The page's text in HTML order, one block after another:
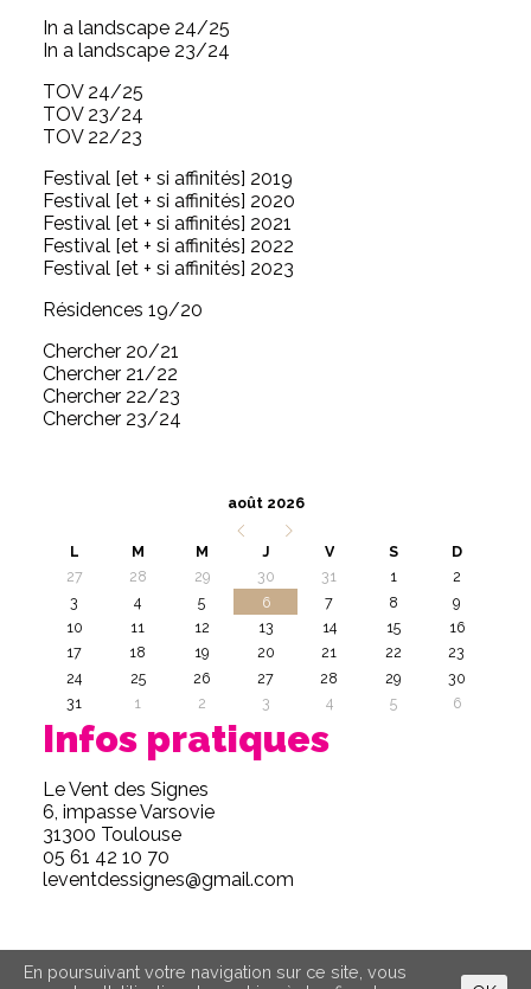
In a landscape 24/25
In a landscape 23/24
TOV 24/25
TOV 23/24
TOV 22/23
Festival [et + si affinités] 2019
Festival [et + si affinités] 2020
Festival [et + si affinités] 2021
Festival [et + si affinités] 2022
Festival [et + si affinités] 2023
Résidences 19/20
Chercher 20/21
Chercher 21/22
Chercher 22/23
Chercher 23/24
août 2026
L M M J V S
D
27
28 29 30 31 1
2
3
4 5 6 7 8
9
10
11 12 13 14 15
16
17
18 19 20 21 22
23
24
25 26 27 28 29
30
31
1 2 3 4 5 6
Infos pratiques
Le Vent des Signes
6, impasse Varsovie
31300 Toulouse
05 61 42 10 70
leventdessignes@gmail.com
En poursuivant votre navigation sur ce site, vous